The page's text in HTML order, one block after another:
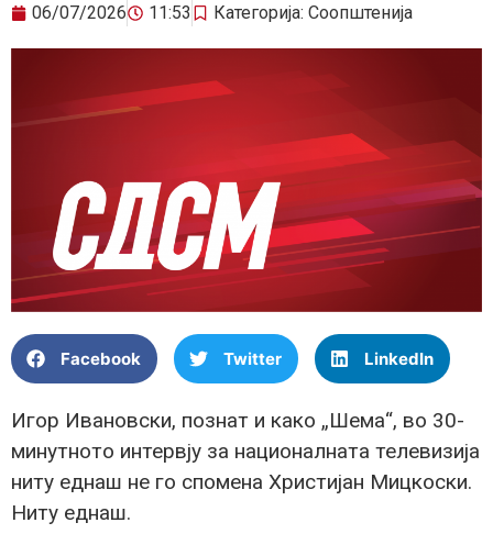
06/07/2026 11:53 Категорија: Соопштенија
Facebook Twitter LinkedIn
Игор Ивановски, познат и како „Шема“, во 30-
минутното интервју за националната телевизија
ниту еднаш не го спомена Христијан Мицкоски.
Ниту еднаш.